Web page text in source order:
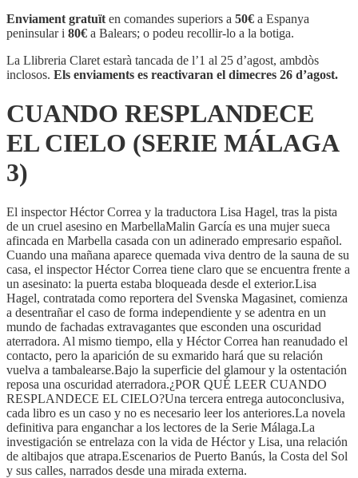
Enviament gratuït en comandes superiors a 50€ a Espanya
peninsular i 80€ a Balears; o podeu recollir-lo a la botiga.
La Llibreria Claret estarà tancada de l’1 al 25 d’agost, ambdòs
inclosos. Els enviaments es reactivaran el dimecres 26 d’agost.
CUANDO RESPLANDECE
EL CIELO (SERIE MÁLAGA
3)
El inspector Héctor Correa y la traductora Lisa Hagel, tras la pista
de un cruel asesino en MarbellaMalin García es una mujer sueca
afincada en Marbella casada con un adinerado empresario español.
Cuando una mañana aparece quemada viva dentro de la sauna de su
casa, el inspector Héctor Correa tiene claro que se encuentra frente a
un asesinato: la puerta estaba bloqueada desde el exterior.Lisa
Hagel, contratada como reportera del Svenska Magasinet, comienza
a desentrañar el caso de forma independiente y se adentra en un
mundo de fachadas extravagantes que esconden una oscuridad
aterradora. Al mismo tiempo, ella y Héctor Correa han reanudado el
contacto, pero la aparición de su exmarido hará que su relación
vuelva a tambalearse.Bajo la superficie del glamour y la ostentación
reposa una oscuridad aterradora.¿POR QUÉ LEER CUANDO
RESPLANDECE EL CIELO?Una tercera entrega autoconclusiva,
cada libro es un caso y no es necesario leer los anteriores.La novela
definitiva para enganchar a los lectores de la Serie Málaga.La
investigación se entrelaza con la vida de Héctor y Lisa, una relación
de altibajos que atrapa.Escenarios de Puerto Banús, la Costa del Sol
y sus calles, narrados desde una mirada externa.